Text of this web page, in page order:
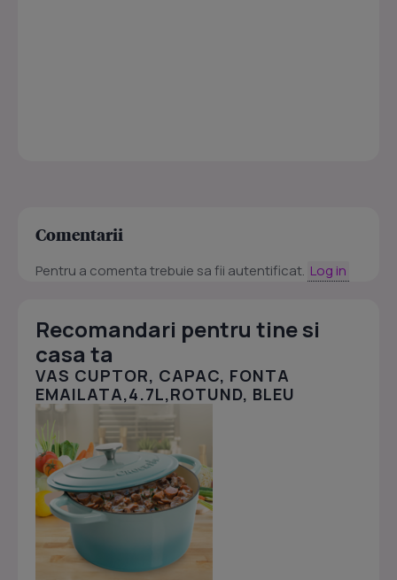
Comentarii
Pentru a comenta trebuie sa fii autentificat. Log in
Recomandari pentru tine si
casa ta
VAS CUPTOR, CAPAC, FONTA
EMAILATA,4.7L,ROTUND, BLEU